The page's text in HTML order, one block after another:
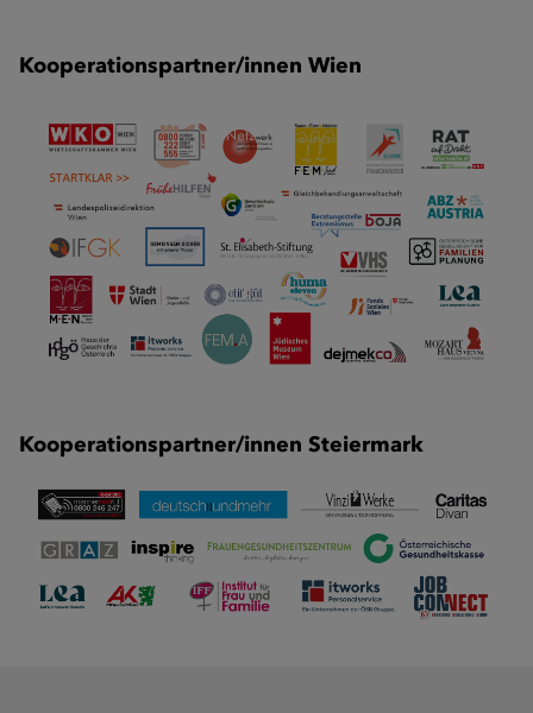
Kooperationspartner/innen Wien
Kooperationspartner/innen Steiermark